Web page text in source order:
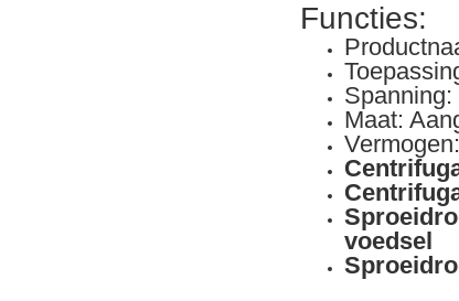
Functies:
Maat:
voedsel